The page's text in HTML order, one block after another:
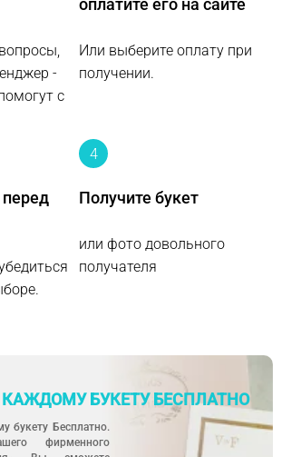
-
с
оплатите его на сайте
Или выберите оплату при
получении.
4
Получите букет
или фото довольного
получателя
БУКЕТУ БЕСПЛАТНО
букету Бесплатно.
фирменного